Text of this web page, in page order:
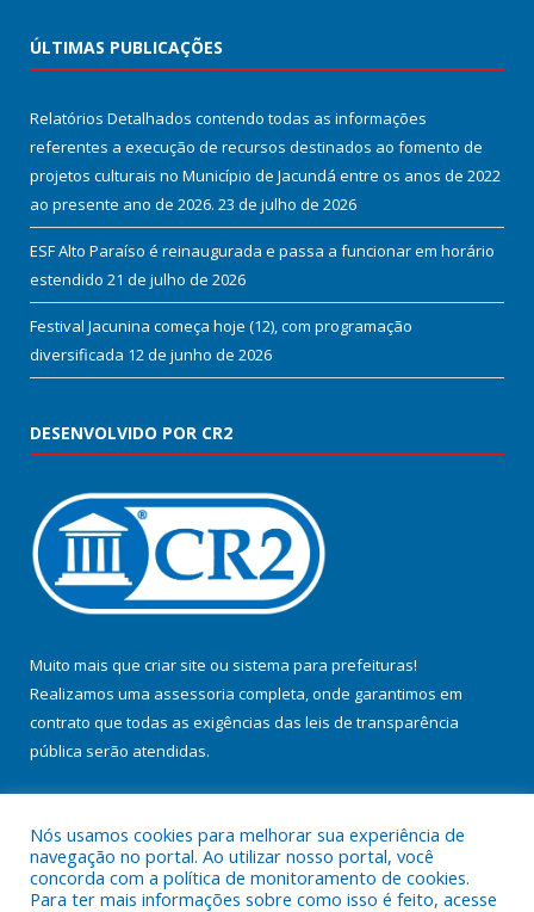
ÚLTIMAS PUBLICAÇÕES
Relatórios Detalhados contendo todas as informações
referentes a execução de recursos destinados ao fomento de
projetos culturais no Município de Jacundá entre os anos de 2022
ao presente ano de 2026. 23 de julho de 2026
ESF Alto Paraíso é reinaugurada e passa a funcionar em horário
estendido 21 de julho de 2026
Festival Jacunina começa hoje (12), com programação
diversificada 12 de junho de 2026
DESENVOLVIDO POR CR2
Muito mais que criar site ou sistema para prefeituras!
Realizamos uma assessoria completa, onde garantimos em
contrato que todas as exigências das leis de transparência
pública serão atendidas.
Nós usamos cookies para melhorar sua experiência de
navegação no portal. Ao utilizar nosso portal, você
concorda com a política de monitoramento de cookies.
Para ter mais informações sobre como isso é feito, acesse